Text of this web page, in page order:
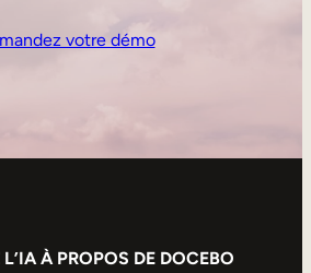
votre démo
À PROPOS DE DOCEBO